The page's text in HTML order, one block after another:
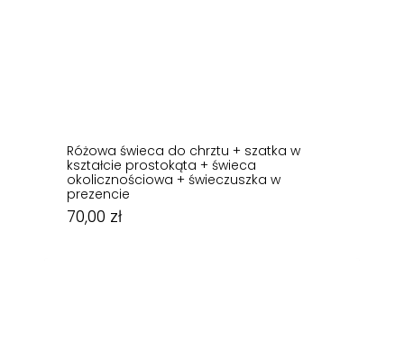
Różowa świeca do chrztu + szatka w
kształcie prostokąta + świeca
okolicznościowa + świeczuszka w
prezencie
70,00 zł
70,00zł